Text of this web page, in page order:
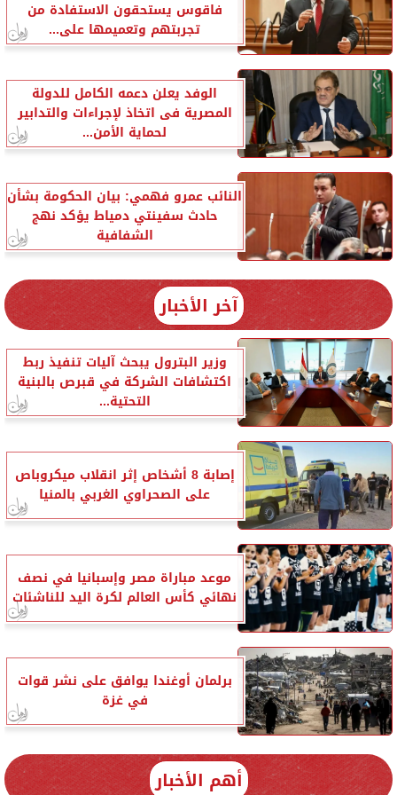
فاقوس يستحقون الاستفادة من
تجربتهم وتعميمها على...
الوفد يعلن دعمه الكامل للدولة
المصرية فى اتخاذ لإجراءات والتدابير
لحماية الأمن...
النائب عمرو فهمي: بيان الحكومة بشأن
حادث سفينتي دمياط يؤكد نهج
الشفافية
آخر الأخبار
وزير البترول يبحث آليات تنفيذ ربط
اكتشافات الشركة في قبرص بالبنية
التحتية...
إصابة 8 أشخاص إثر انقلاب ميكروباص
على الصحراوي الغربي بالمنيا
موعد مباراة مصر وإسبانيا في نصف
نهائي كأس العالم لكرة اليد للناشئات
برلمان أوغندا يوافق على نشر قوات
في غزة
أهم الأخبار